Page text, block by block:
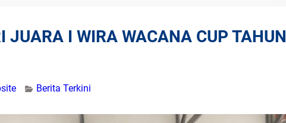
JUARA I WIRA WACANA CUP TAHUN
Berita Terkini